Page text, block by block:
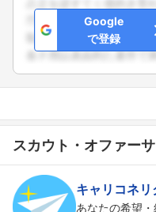
Google
で登録
スカウト・オファー
キャリコネ
あなたの希望